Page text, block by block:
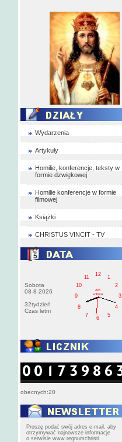
Wydarzenia
Artykuły
Homilie, konferencje, teksty w
formie dzwiękowej
Homilie konferencje w formie
filmowej
Książki
CHRISTUS VINCIT - TV
Sobota
08-8-2026
32tydzień
Czas letni
1
2
3
4
5
6
7
8
9
10
11
12
AM
sobota
obecnych:20
Proszę podać swój adres e-mail, aby
otrzymywać najnowsze informacje
o serwisie www.regnumchristi